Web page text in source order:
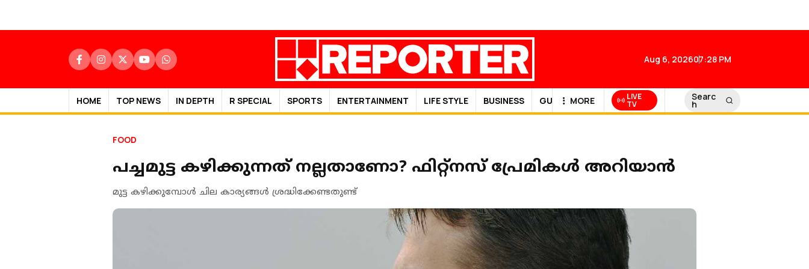
Aug 6, 202607:28 PM
HOME TOP NEWS IN DEPTH R SPECIAL SPORTS ENTERTAINMENT LIFE STYLE BUSINESS GULF NEWS
MORE LIVE
TV
Searc
h
FOOD
പച്ചമുട്ട കഴിക്കുന്നത് നല്ലതാണോ? ഫിറ്റ്‌നസ് പ്രേമികള്‍ അറിയാന്‍
മുട്ട കഴിക്കുമ്പോള്‍ ചില കാര്യങ്ങള്‍ ശ്രദ്ധിക്കേണ്ടതുണ്ട്